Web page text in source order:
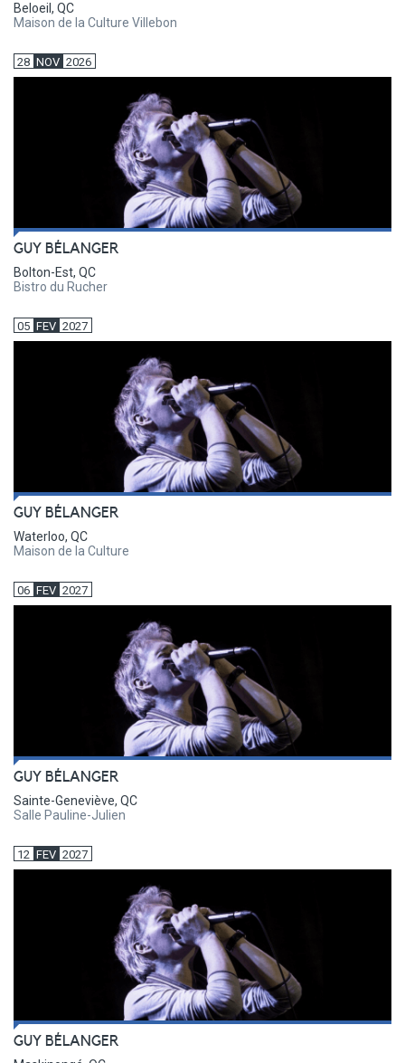
Beloeil, QC
Maison de la Culture Villebon
28 NOV 2026
GUY BÉLANGER
Bolton-Est, QC
Bistro du Rucher
05 FEV 2027
GUY BÉLANGER
Waterloo, QC
Maison de la Culture
06 FEV 2027
GUY BÉLANGER
Sainte-Geneviève, QC
Salle Pauline-Julien
12 FEV 2027
GUY BÉLANGER